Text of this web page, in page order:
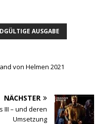
AUSGABE
von Helmen 2021
NÄCHSTER
III – und deren
Umsetzung